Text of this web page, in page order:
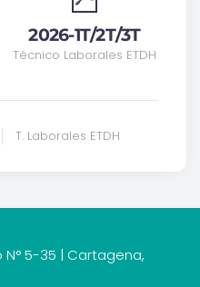
2026-1T/2T/3T
Técnico Laborales ETDH
T. Laborales ETDH
5-35 | Cartagena,